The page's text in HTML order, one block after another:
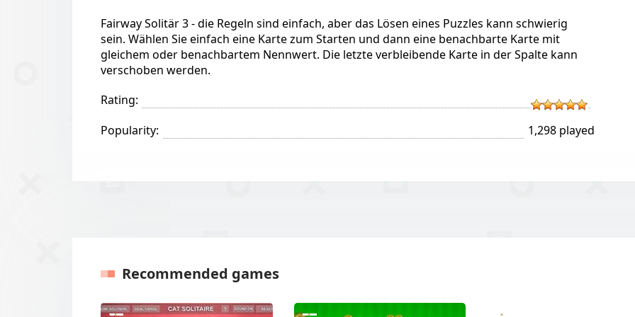
Fairway Solitär 3 - die Regeln sind einfach, aber das Lösen eines Puzzles kann schwierig
sein. Wählen Sie einfach eine Karte zum Starten und dann eine benachbarte Karte mit
gleichem oder benachbartem Nennwert. Die letzte verbleibende Karte in der Spalte kann
verschoben werden.
Rating:
Popularity:
1,298 played
Recommended games
Previous